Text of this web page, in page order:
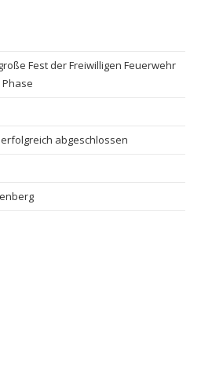
Fest der Freiwilligen Feuerwehr
abgeschlossen